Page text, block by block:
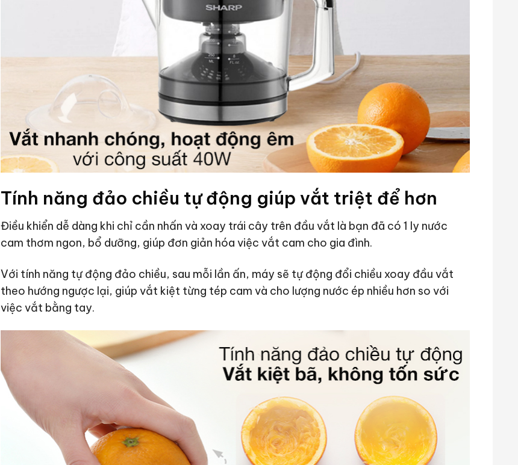
Tính năng đảo chiều tự động giúp vắt triệt để hơn
Điều khiển dễ dàng khi chỉ cần nhấn và xoay trái cây trên đầu vắt là bạn đã có 1 ly nước
cam thơm ngon, bổ dưỡng, giúp đơn giản hóa việc vắt cam cho gia đình.
Với tính năng tự động đảo chiều, sau mỗi lần ấn, máy sẽ tự động đổi chiều xoay đầu vắt
theo hướng ngược lại, giúp vắt kiệt từng tép cam và cho lượng nước ép nhiều hơn so với
việc vắt bằng tay.